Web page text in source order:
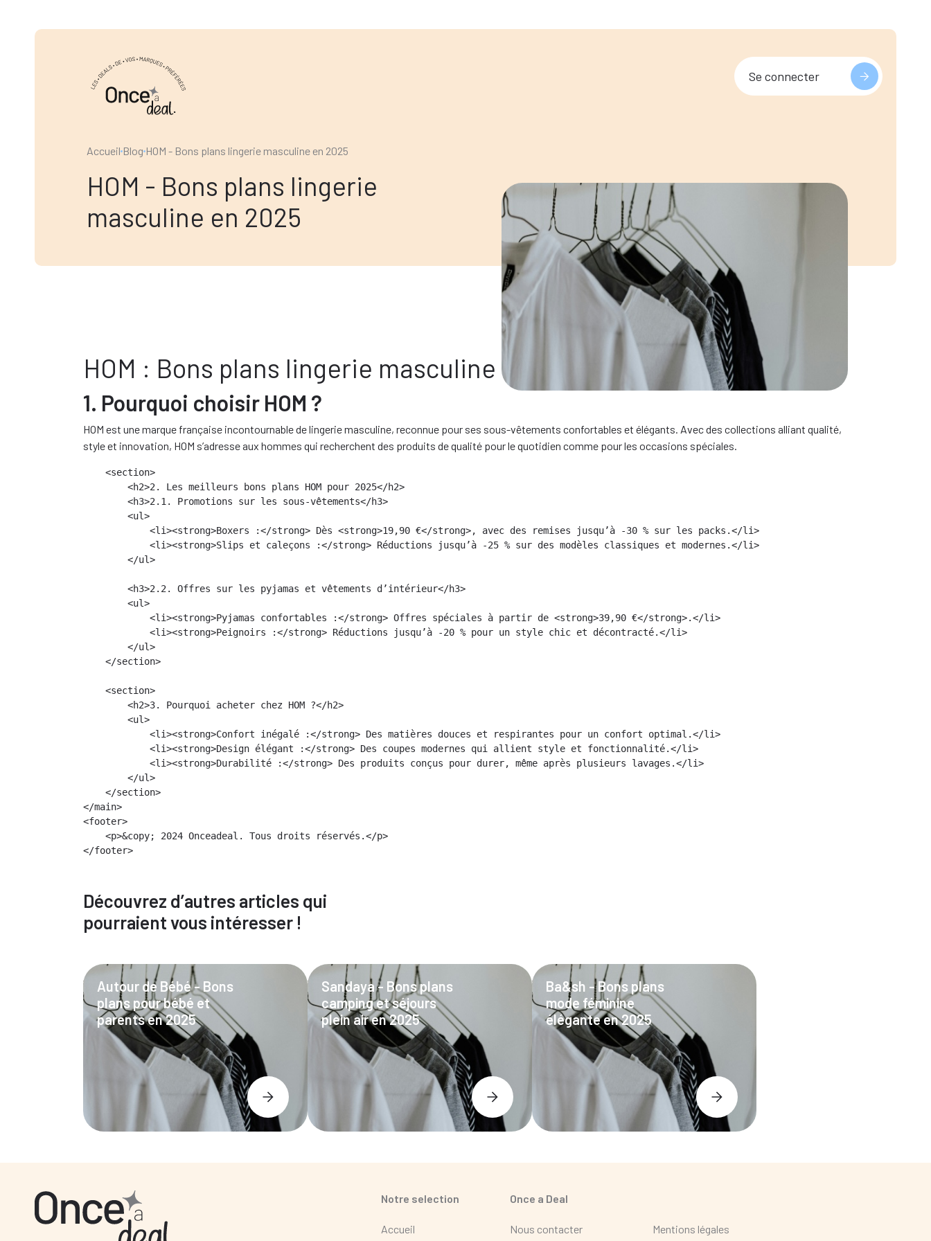
Accueil Blog HOM - Bons plans lingerie masculine en 2025
HOM - Bons plans lingerie
masculine en 2025
Se connecter
HOM : Bons plans lingerie masculine en 2025
1. Pourquoi choisir HOM ?
HOM est une marque française incontournable de lingerie masculine, reconnue pour ses sous-vêtements confortables et élégants. Avec des collections alliant qualité,
style et innovation, HOM s’adresse aux hommes qui recherchent des produits de qualité pour le quotidien comme pour les occasions spéciales.
    <section>
        <h2>2. Les meilleurs bons plans HOM pour 2025</h2>
        <h3>2.1. Promotions sur les sous-vêtements</h3>
        <ul>
            <li><strong>Boxers :</strong> Dès <strong>19,90 €</strong>, avec des remises jusqu’à -30 % sur les packs.</li>
            <li><strong>Slips et caleçons :</strong> Réductions jusqu’à -25 % sur des modèles classiques et modernes.</li>
        </ul>
        <h3>2.2. Offres sur les pyjamas et vêtements d’intérieur</h3>
        <ul>
            <li><strong>Pyjamas confortables :</strong> Offres spéciales à partir de <strong>39,90 €</strong>.</li>
            <li><strong>Peignoirs :</strong> Réductions jusqu’à -20 % pour un style chic et décontracté.</li>
        </ul>
    </section>
    <section>
        <h2>3. Pourquoi acheter chez HOM ?</h2>
        <ul>
            <li><strong>Confort inégalé :</strong> Des matières douces et respirantes pour un confort optimal.</li>
            <li><strong>Design élégant :</strong> Des coupes modernes qui allient style et fonctionnalité.</li>
            <li><strong>Durabilité :</strong> Des produits conçus pour durer, même après plusieurs lavages.</li>
        </ul>
    </section>
</main>
<footer>
    <p>&copy; 2024 Onceadeal. Tous droits réservés.</p>
Découvrez d’autres articles qui
pourraient vous intéresser !
Autour de Bébé - Bons
plans pour bébé et
parents en 2025
Sandaya - Bons plans
camping et séjours
plein air en 2025
Ba&sh - Bons plans
mode féminine
élégante en 2025
Notre selection
Accueil
Once a Deal
Nous contacter
Mentions légales